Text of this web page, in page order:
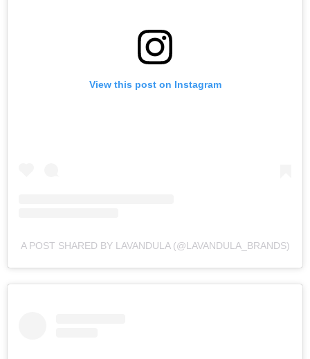
View this post on Instagram
A POST SHARED BY LAVANDULA (@LAVANDULA_BRANDS)